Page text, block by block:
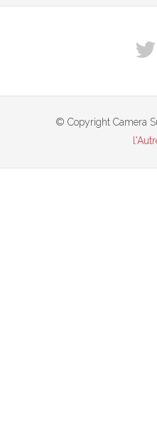
© Copyright Camera